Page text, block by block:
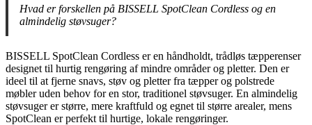
Hvad er forskellen på BISSELL SpotClean Cordless og en
almindelig støvsuger?
BISSELL SpotClean Cordless er en håndholdt, trådløs tæpperenser
designet til hurtig rengøring af mindre områder og pletter. Den er
ideel til at fjerne snavs, støv og pletter fra tæpper og polstrede
møbler uden behov for en stor, traditionel støvsuger. En almindelig
støvsuger er større, mere kraftfuld og egnet til større arealer, mens
SpotClean er perfekt til hurtige, lokale rengøringer.